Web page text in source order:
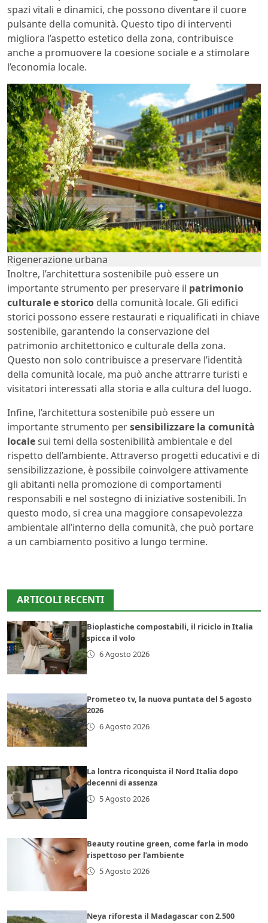
spazi vitali e dinamici, che possono diventare il cuore
pulsante della comunità. Questo tipo di interventi
migliora l’aspetto estetico della zona, contribuisce
anche a promuovere la coesione sociale e a stimolare
l’economia locale.
Rigenerazione urbana
Inoltre, l’architettura sostenibile può essere un
importante strumento per preservare il patrimonio
culturale e storico della comunità locale. Gli edifici
storici possono essere restaurati e riqualificati in chiave
sostenibile, garantendo la conservazione del
patrimonio architettonico e culturale della zona.
Questo non solo contribuisce a preservare l’identità
della comunità locale, ma può anche attrarre turisti e
visitatori interessati alla storia e alla cultura del luogo.
Infine, l’architettura sostenibile può essere un
importante strumento persensibilizzare la comunità
localesui temi della sostenibilità ambientale e del
rispetto dell’ambiente. Attraverso progetti educativi e di
sensibilizzazione, è possibile coinvolgere attivamente
gli abitanti nella promozione di comportamenti
responsabili e nel sostegno di iniziative sostenibili. In
questo modo, si crea una maggiore consapevolezza
ambientale all’interno della comunità, che può portare
a un cambiamento positivo a lungo termine.
ARTICOLI RECENTI
Bioplastiche compostabili, il riciclo in Italia
spicca il volo
6 Agosto 2026
Prometeo tv, la nuova puntata del 5 agosto
2026
6 Agosto 2026
La lontra riconquista il Nord Italia dopo
decenni di assenza
5 Agosto 2026
Beauty routine green, come farla in modo
rispettoso per l’ambiente
5 Agosto 2026
Neya riforesta il Madagascar con 2.500